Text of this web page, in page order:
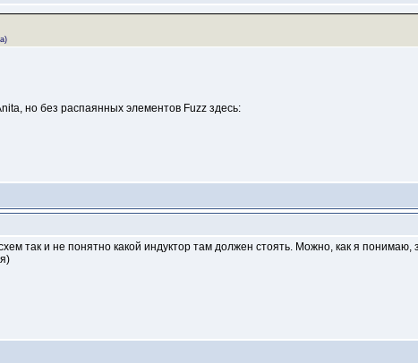
но без распаянных элементов Fuzz здесь:
так и не понятно какой индуктор там должен стоять. Можно, как я понимаю,